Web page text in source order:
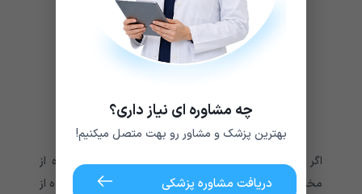
راش
کندوها
سوزش پوست
مشکل در تنفس
ضربان قلب سریع
اگر پوست شما واکنش ضعیفی نشان نمی‌دهد، استفاده از
مخلوط در ناحیه بزرگ‌تری باید بی‌خطر باشد. پس از استفاده از
چه مشاوره ای نیاز داری؟
بهترین پزشک و مشاور رو بهت متصل میکنیم!
دریافت مشاوره پزشکی